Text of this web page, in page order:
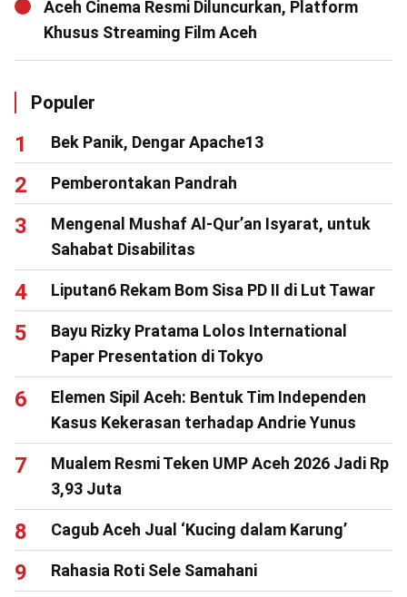
Aceh Cinema Resmi Diluncurkan, Platform
Khusus Streaming Film Aceh
Populer
Bek Panik, Dengar Apache13
Pemberontakan Pandrah
Mengenal Mushaf Al-Qur’an Isyarat, untuk
Sahabat Disabilitas
Liputan6 Rekam Bom Sisa PD II di Lut Tawar
Bayu Rizky Pratama Lolos International
Paper Presentation di Tokyo
Elemen Sipil Aceh: Bentuk Tim Independen
Kasus Kekerasan terhadap Andrie Yunus
Mualem Resmi Teken UMP Aceh 2026 Jadi Rp
3,93 Juta
Cagub Aceh Jual ‘Kucing dalam Karung’
Rahasia Roti Sele Samahani